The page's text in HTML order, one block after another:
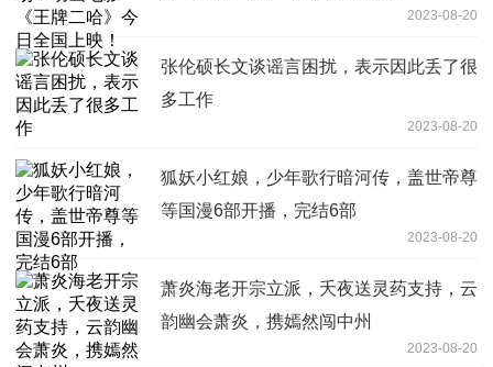
2023-08-20
张伦硕长文谈谣言困扰，表示因此丢了很
多工作
2023-08-20
狐妖小红娘，少年歌行暗河传，盖世帝尊
等国漫6部开播，完结6部
2023-08-20
萧炎海老开宗立派，夭夜送灵药支持，云
韵幽会萧炎，携嫣然闯中州
2023-08-20